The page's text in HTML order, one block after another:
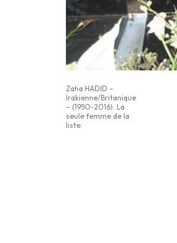
Zaha HADID –
Irakienne/Britanique
– (1950-2016). La
seule femme de la
liste.